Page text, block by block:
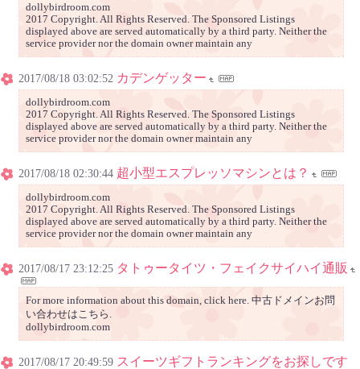
dollybirdroom.com
2017 Copyright. All Rights Reserved. The Sponsored Listings
displayed above are served automatically by a third party. Neither the
service provider nor the domain owner maintain any
2017/08/18 03:02:52 カデンゲッター
dollybirdroom.com
2017 Copyright. All Rights Reserved. The Sponsored Listings
displayed above are served automatically by a third party. Neither the
service provider nor the domain owner maintain any
2017/08/18 02:30:44 超小型エスプレッソマシンとは？
dollybirdroom.com
2017 Copyright. All Rights Reserved. The Sponsored Listings
displayed above are served automatically by a third party. Neither the
service provider nor the domain owner maintain any
2017/08/17 23:12:25 タトゥータイツ・フェイクサイハイ通販
For more information about this domain, click here. 中古ドメインお問
い合わせはこちら.
dollybirdroom.com
2017/08/17 20:49:59 スイーツギフトランキングをお探しです